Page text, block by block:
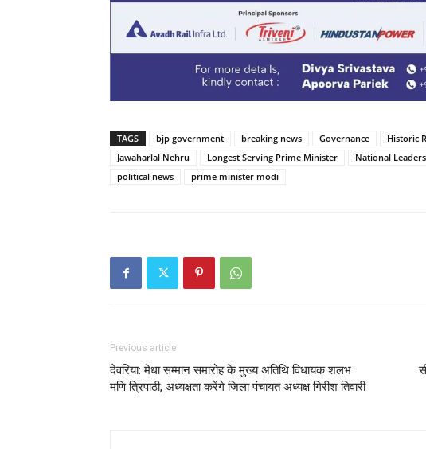
TAGS bjp government breaking news Governance Historic
Jawaharlal Nehru
Longest Serving Prime Minister National
political news
prime minister modi
Previous article
देवरिया: मेधा सम्मान समारोह के मुख्य अतिथि विधायक शलभ
मणि त्रिपाठी, अध्यक्षता करेंगे जिला पंचायत अध्यक्ष गिरीश तिवारी